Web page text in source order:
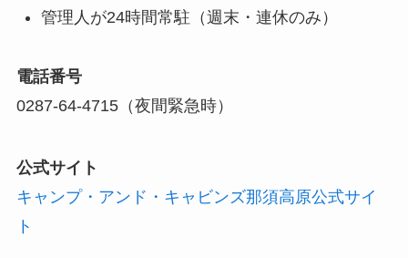
管理人が24時間常駐（週末・連休のみ）
電話番号
0287-64-4715（夜間緊急時）
公式サイト
キャンプ・アンド・キャビンズ那須高原公式サイ
ト